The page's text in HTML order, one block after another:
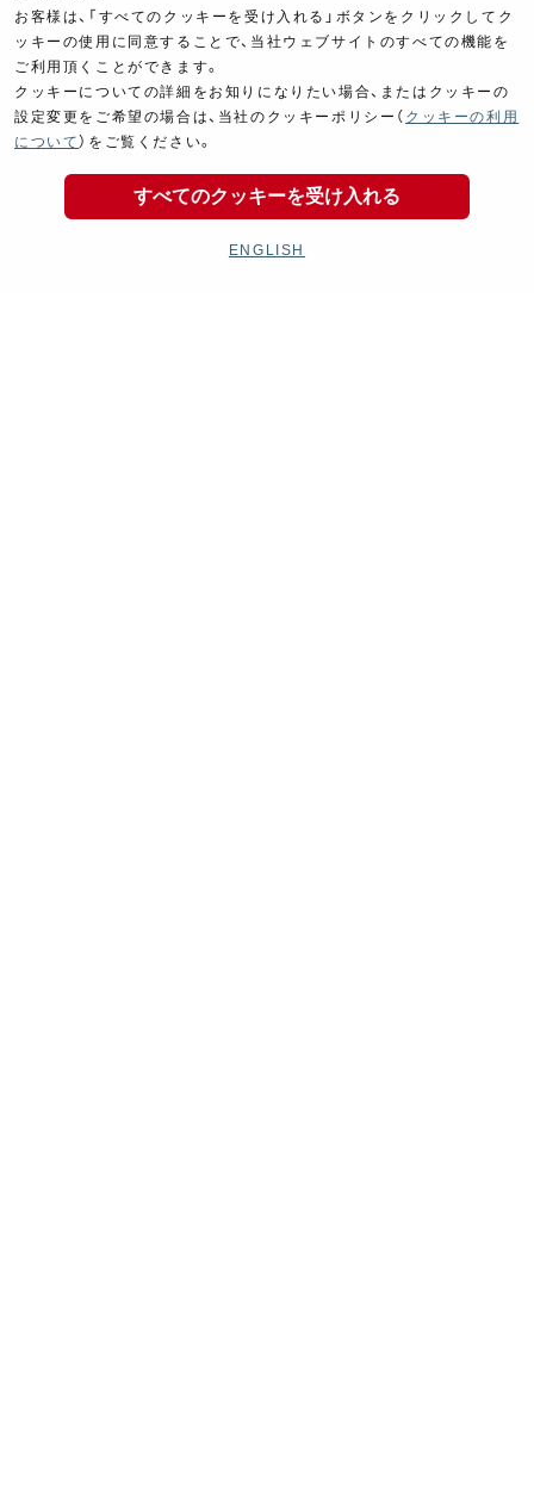
お客様は、「すべてのクッキーを受け入れる」ボタンをクリックしてク
ッキーの使用に同意することで、当社ウェブサイトのすべての機能を
ご利用頂くことができます。
クッキーについての詳細をお知りになりたい場合、またはクッキーの
設定変更をご希望の場合は、当社のクッキーポリシー（ クッキーの利用
について ）をご覧ください。
すべてのクッキーを受け入れる
ENGLISH